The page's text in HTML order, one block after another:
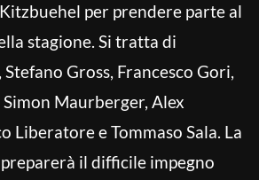
per prendere parte al
stagione. Si tratta di
Gross, Francesco Gori,
Maurberger, Alex
Liberatore e Tommaso Sala. La
il difficile impegno